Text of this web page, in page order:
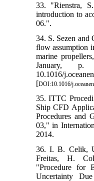
33. "Rienstra,
introduction to
06.".
34. S. Sezen
flow assumption
marine
January,
10.1016/
[DOI:10.1016/
35. ITTC
Ship CFD
Procedures and
03," in
2014.
36. I. B. Celik,
Freitas, H.
"Procedure for
Uncertainty